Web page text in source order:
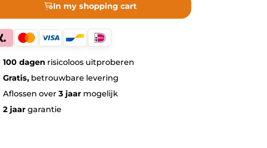
In my shopping cart
100 dagen risicoloos uitproberen
Gratis, betrouwbare levering
Aflossen over3 jaar mogelijk
2 jaargarantie